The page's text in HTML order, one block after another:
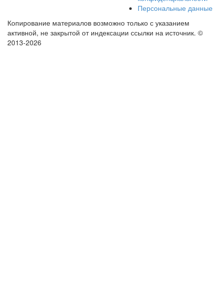
Персональные данные
Копирование материалов возможно только с указанием
активной, не закрытой от индексации ссылки на источник. ©
2013-2026